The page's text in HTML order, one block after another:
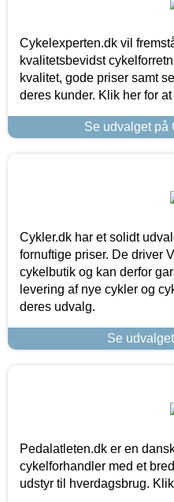
Cykelexperten.dk vil
kvalitetsbevidst
kvalitet, gode priser samt
deres kunder. Klik her for
Se udvalget på
Cykler.dk har et solidt
fornuftige priser. De driver
cykelbutik og kan derfor
levering af nye cykler og
deres udvalg.
Se
Pedalatleten.dk er en
cykelforhandler med et
udstyr til hverdagsbrug.